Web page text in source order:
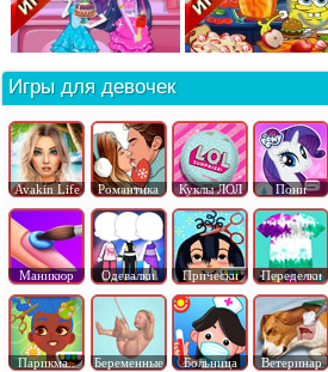
Игры для девочек
Avakin Life Романтика Куклы ЛОЛ Пони
Маникюр Одевалки Прически Переделки
Парикма.. Беременные Больница Ветеринар